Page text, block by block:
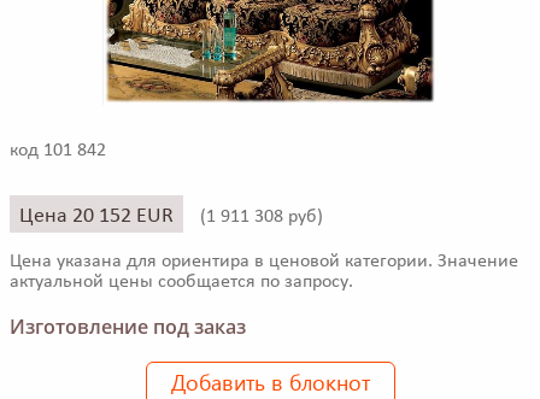
код 101 842
Цена 20 152 EUR (1 911 308 руб)
Цена указана для ориентира в ценовой категории. Значение
актуальной цены сообщается по запросу.
Изготовление под заказ
Добавить в блокнот